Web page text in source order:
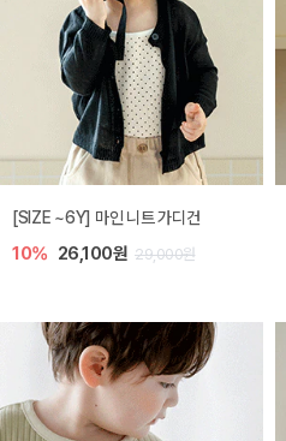
[SIZE ~6Y] 마인 니트 가디건
10% 26,100원 29,000원